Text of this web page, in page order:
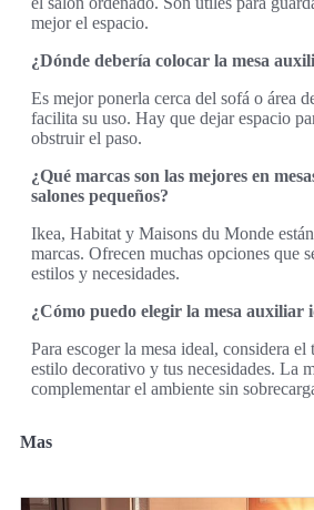
mejor el espacio.
¿Dónde debería colocar la mesa
Es mejor ponerla cerca del sofá o área
facilita su uso. Hay que dejar espacio
obstruir el paso.
¿Qué marcas son las mejores en
salones pequeños?
Ikea, Habitat y Maisons du Monde
marcas. Ofrecen muchas opciones que
estilos y necesidades.
¿Cómo puedo elegir la mesa auxiliar
Para escoger la mesa ideal, considera el
estilo decorativo y tus necesidades. La
complementar el ambiente sin
Mas